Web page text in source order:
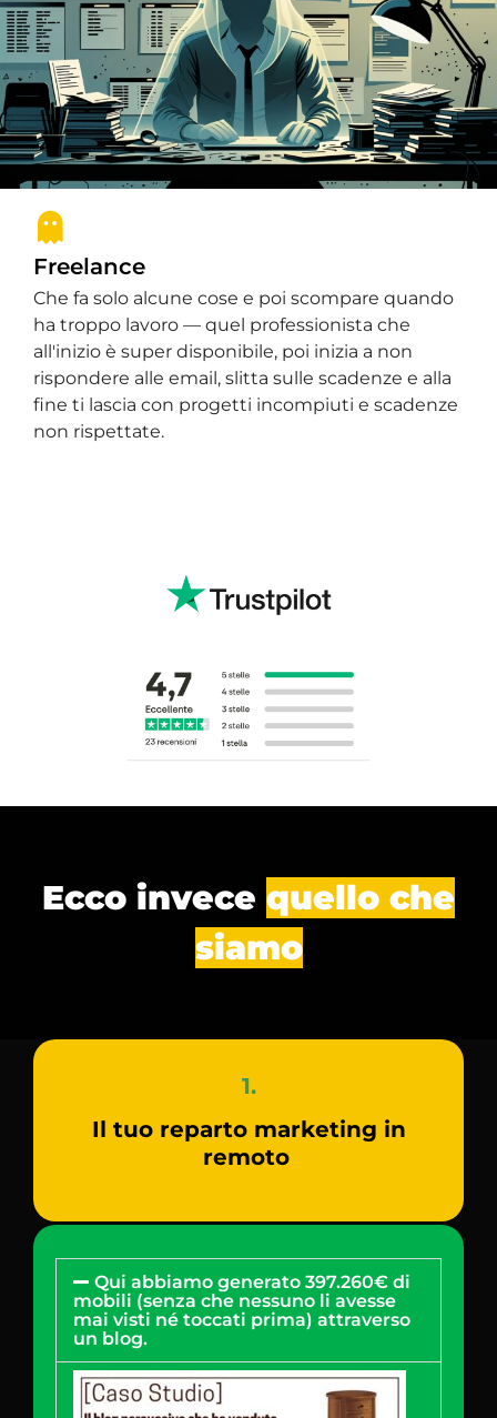
Freelance
Che fa solo alcune cose e poi scompare quando
ha troppo lavoro — quel professionista che
all'inizio è super disponibile, poi inizia a non
rispondere alle email, slitta sulle scadenze e alla
fine ti lascia con progetti incompiuti e scadenze
non rispettate.
Ecco invece quello che
siamo
1.
Il tuo reparto marketing in
remoto
Qui abbiamo generato 397.260€ di
mobili (senza che nessuno li avesse
mai visti né toccati prima) attraverso
un blog.